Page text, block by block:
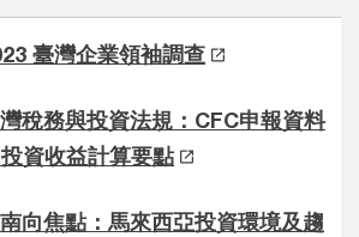
臺灣企業領袖調查
稅務與投資法規：CFC申報資料
資收益計算要點
向焦點：馬來西亞投資環境及趨